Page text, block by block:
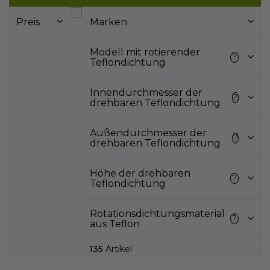
Preis Marken
Modell mit rotierender
Teflondichtung
?
Innendurchmesser der
drehbaren Teflondichtung
?
Außendurchmesser der
drehbaren Teflondichtung
?
Höhe der drehbaren
Teflondichtung
?
Rotationsdichtungsmaterial
aus Teflon
?
135 Artikel